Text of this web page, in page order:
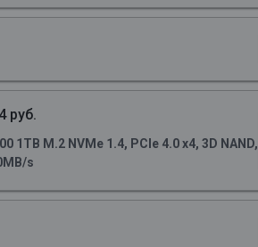
руб.
1TB M.2 NVMe 1.4, PCIe 4.0 x4, 3D NAND,
s